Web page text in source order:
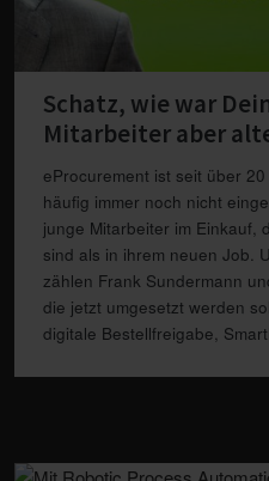
Schatz, wie war
Mitarbeiter aber
eProcurement ist seit über
häufig immer noch nicht
junge Mitarbeiter im Einkauf,
sind als in ihrem neuen Job.
zählen Frank Sundermann
die jetzt umgesetzt werden
digitale Bestellfreigabe,